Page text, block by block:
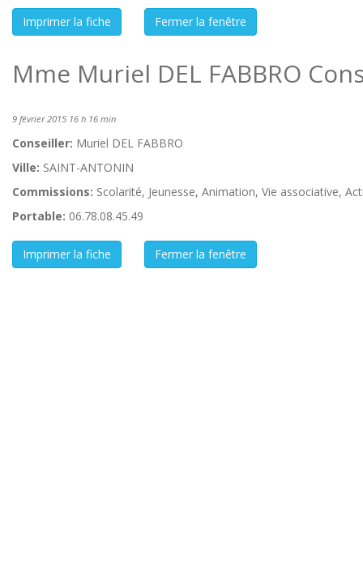
Mme Muriel DEL FABBRO
9 février 2015 16 h 16 min
Conseiller: Muriel DEL FABBRO
Ville: SAINT-ANTONIN
Commissions: Scolarité, Jeunesse, Animation, Vie associative,
Portable: 06.78.08.45.49